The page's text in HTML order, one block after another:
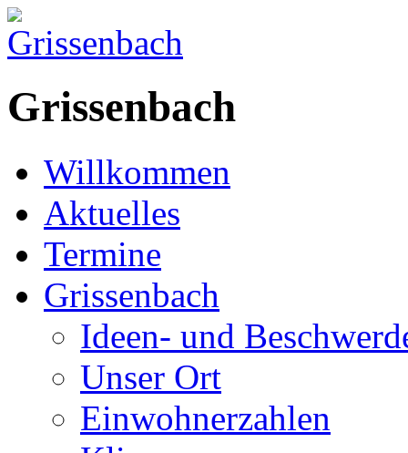
Grissenbach
Willkommen
Aktuelles
Termine
Grissenbach
Ideen- und
Unser Ort
Einwohnerzahlen